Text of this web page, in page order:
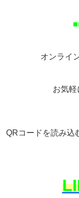
オンライ
お気軽
QRコードを読み込